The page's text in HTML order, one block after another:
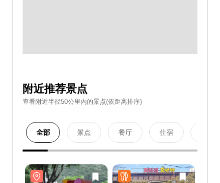
附近推荐景点
查看附近半径50公里內的景点(依距离排序)
全部 景点 餐厅 住宿